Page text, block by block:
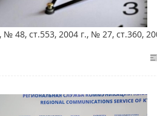
№ 48, ст.553, 2004 г., № 27, ст.360,